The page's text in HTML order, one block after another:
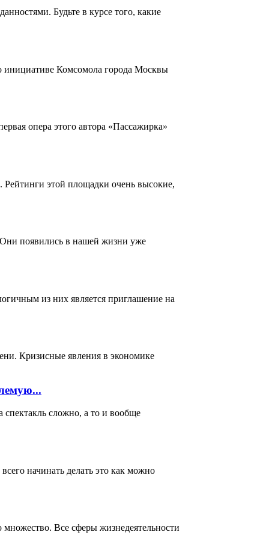
Будьте в курсе того, какие
инициативе Комсомола города Москвы
опера этого автора «Пассажирка»
Рейтинги этой площадки очень высокие,
Они появились в нашей жизни уже
из них является приглашение на
Кризисные явления в экономике
сложно, а то и вообще
начинать делать это как можно
Все сферы жизнедеятельности